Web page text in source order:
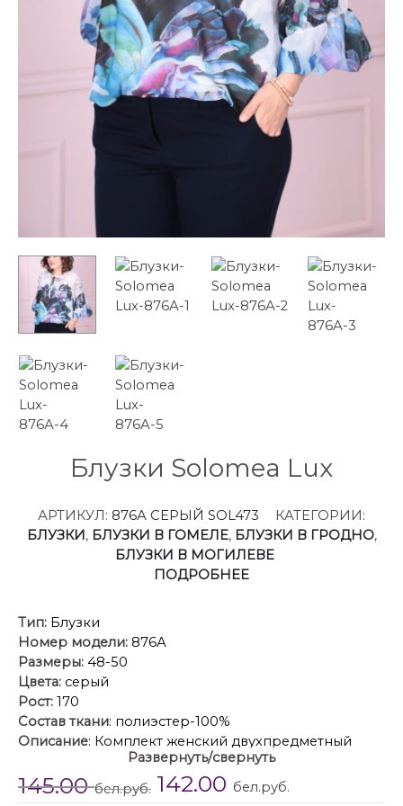
Блузки Solomea Lux
АРТИКУЛ: 876А СЕРЫЙ SOL473
КАТЕГОРИИ:
БЛУЗКИ, БЛУЗКИ В ГОМЕЛЕ, БЛУЗКИ В ГРОДНО,
БЛУЗКИ В МОГИЛЕВЕ
ПОДРОБНЕЕ
Тип: Блузки
Номер модели: 876А
Размеры: 48-50
Цвета: серый
Рост: 170
Состав ткани: полиэстер-100%
Описание: Комплект женский двухпредметный
состоит из топа на бретелях и очень нарядной
блузки из тонкого шифона с купоном. Основным
украшением блузки служит рукав. Рукав состоит из
Развернуть/свернуть
145.00бел.руб. 142.00 бел.руб.